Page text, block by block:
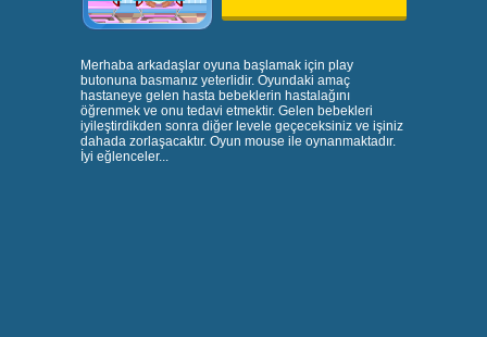
Merhaba arkadaşlar oyuna başlamak için play
butonuna basmanız yeterlidir. Oyundaki amaç
hastaneye gelen hasta bebeklerin hastalağını
öğrenmek ve onu tedavi etmektir. Gelen bebekleri
iyileştirdikden sonra diğer levele geçeceksiniz ve işiniz
dahada zorlaşacaktır. Oyun mouse ile oynanmaktadır.
İyi eğlenceler...